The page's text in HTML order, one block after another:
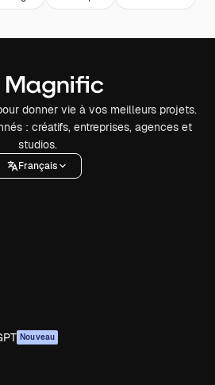
donner vie à vos meilleurs projets.
: créatifs, entreprises, agences et
studios.
Français
Nouveau